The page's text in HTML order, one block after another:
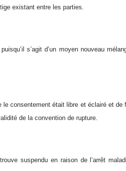
existant entre les parties.
s’agit d’un moyen nouveau
le consentement était libre et éclairé et de
de la convention de rupture.
suspendu en raison de l’arrêt